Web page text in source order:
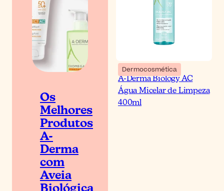
Os
Melhores
Produtos
A-
Derma
com
Aveia
Dermocosmética
A-Derma Biology AC
Água Micelar de Limpeza
400ml